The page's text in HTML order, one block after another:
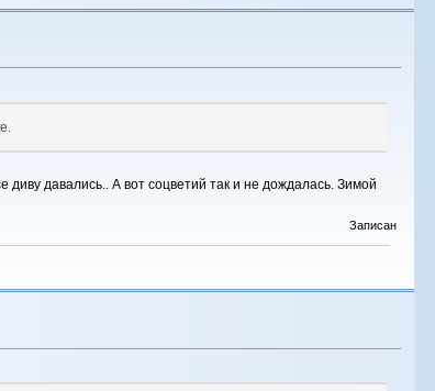
давались.. А вот соцветий так и не дождалась. Зимой
Записан